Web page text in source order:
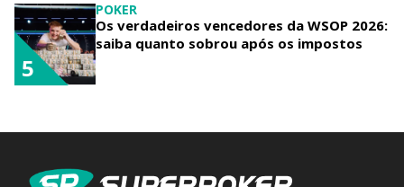
POKER
Os verdadeiros vencedores da WSOP 2026:
saiba quanto sobrou após os impostos
5